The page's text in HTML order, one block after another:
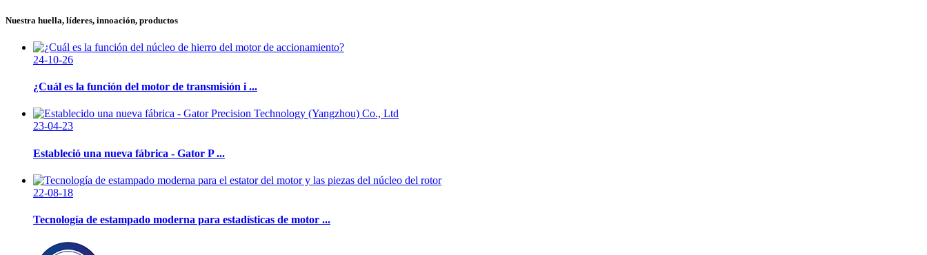
Nuestra huella, líderes, innoación, productos
24-10-26
¿Cuál es la función del motor de transmisión i ...
23-04-23
Estableció una nueva fábrica - Gator P ...
22-08-18
Tecnología de estampado moderna para estadísticas de motor ...